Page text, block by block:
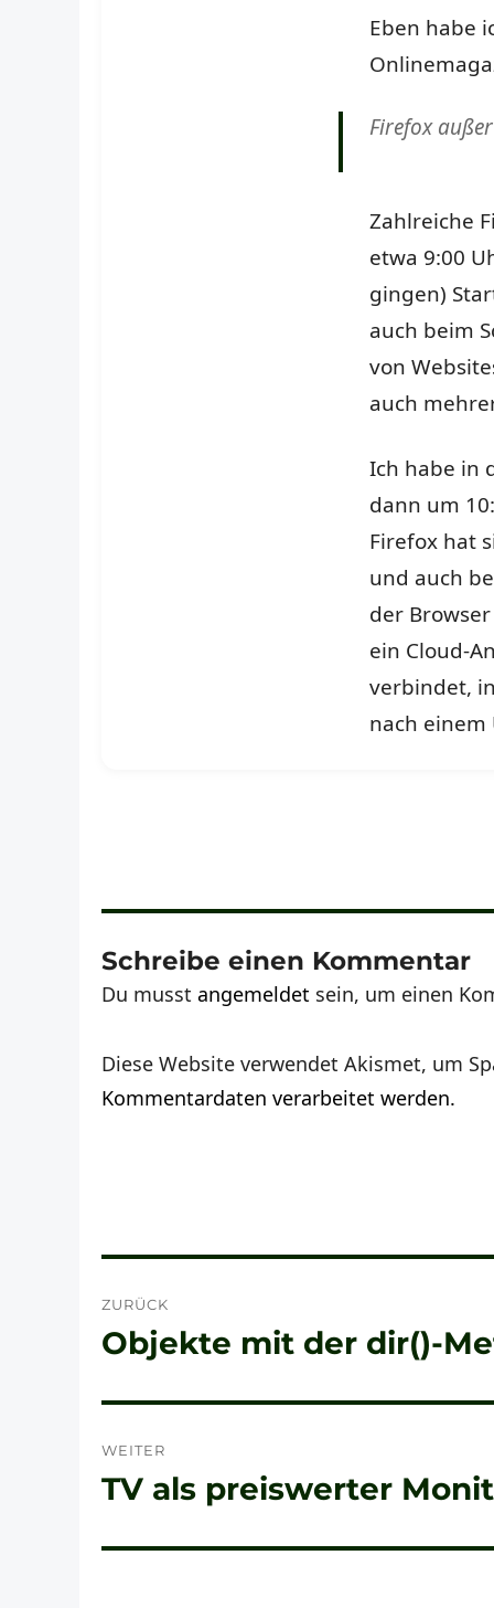
Eben habe
Firefox
Zahlreiche
etwa 9:00
gingen)
auch beim
von
auch
Ich habe in
dann um
Firefox hat
und auch
der
ein Cloud-
verbindet,
nach einem
Schreibe einen Kommentar
Du musst angemeldet sein, um einen
Diese Website verwendet Akismet, um
Kommentardaten verarbeitet werden.
ZURÜCK
Vorheriger
Objekte mit der dir()-
WEITER
Nächster
TV als preiswerter